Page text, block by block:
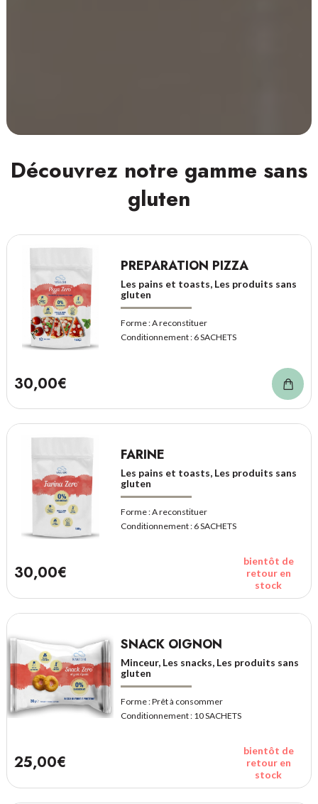
Découvrez notre gamme sans
gluten
PREPARATION PIZZA
Les pains et toasts, Les produits sans
gluten
Forme :A reconstituer
Conditionnement : 6 SACHETS
30,00€
FARINE
Les pains et toasts, Les produits sans
gluten
Forme :A reconstituer
Conditionnement : 6 SACHETS
30,00€
bientôt de
retour en
stock
SNACK OIGNON
Minceur, Les snacks, Les produits sans
gluten
Forme :Prêt à consommer
Conditionnement : 10 SACHETS
25,00€
bientôt de
retour en
stock